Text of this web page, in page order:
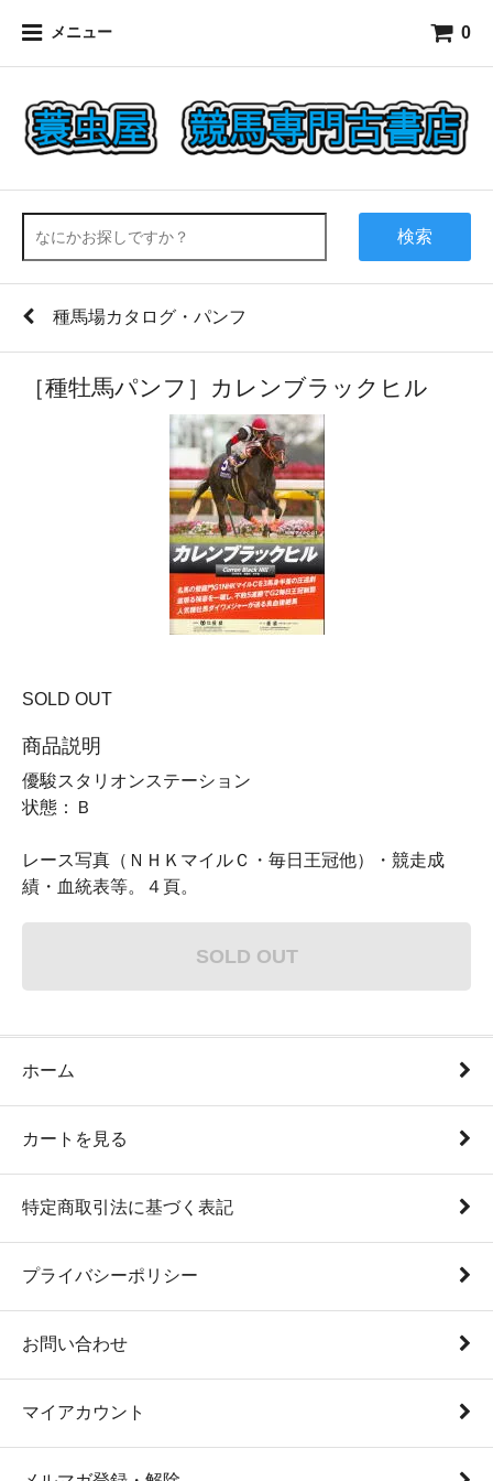
メニュー 0
検索
種馬場カタログ・パンフ
［種牡馬パンフ］カレンブラックヒル
SOLD OUT
商品説明
優駿スタリオンステーション
状態：Ｂ
レース写真（ＮＨＫマイルＣ・毎日王冠他）・競走成
績・血統表等。４頁。
SOLD OUT
ホーム
カートを見る
特定商取引法に基づく表記
プライバシーポリシー
お問い合わせ
マイアカウント